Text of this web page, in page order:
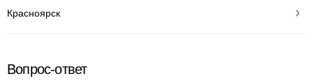
Красноярск
Вопрос-ответ